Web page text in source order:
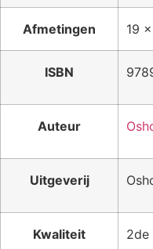
Afmetingen 19
ISBN
Auteur
Uitgeverij
Kwaliteit 2de